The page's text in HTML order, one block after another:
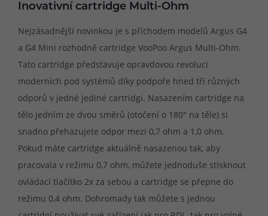
Inovativní cartridge Multi-Ohm
Nejzásadnější novinkou je s příchodem modelů Argus G4
a G4 Mini rozhodně cartridge VooPoo Argus Multi-Ohm.
Tato cartridge představuje opravdovou revoluci
moderních pod systémů díky podpoře hned tří různých
odporů v jedné jediné cartridgi. Nasazením cartridge na
tělo jedním ze dvou směrů (otočení o 180° na těle) si
snadno přehazujete odpor mezi 0,7 ohm a 1,0 ohm.
Pokud máte cartridge aktuálně nasazenou tak, aby
pracovala v režimu 0,7 ohm, můžete jednoduše stisknout
ovládací tlačítko 2x za sebou a cartridge se přepne do
režimu 0,4 ohm. Dohromady tak můžete s jednou